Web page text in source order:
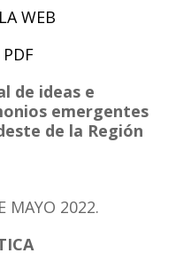
WEB
PDF
de ideas e
emergentes
de la Región
MAYO 2022.